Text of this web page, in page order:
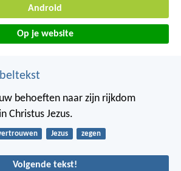
Android
Op je website
behoeften naar zijn rijkdom
Christus Jezus.
Jezus zegen
Volgende tekst!